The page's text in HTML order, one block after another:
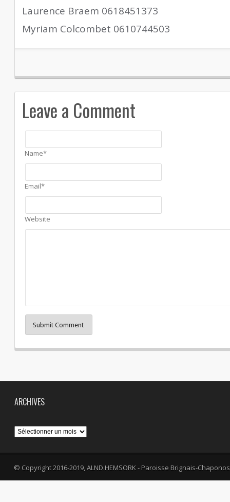
Laurence Braem 0618451373
Myriam Colcombet 0610744503
Leave a Comment
Name*
Email*
Website
Submit Comment
ARCHIVES
Archives
© Copyright 2016-2019, ALND.HEMSORK - Paroisse Brignais-